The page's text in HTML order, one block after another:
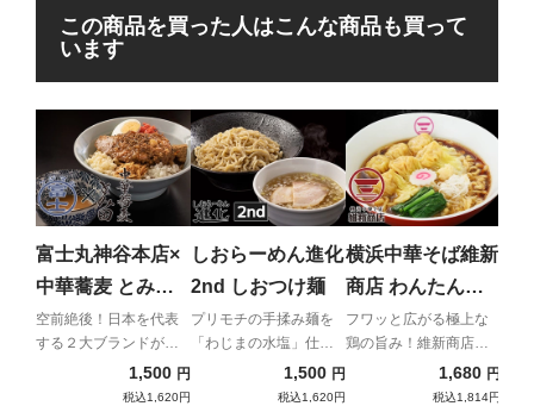
この商品を買った人はこんな商品も買って
います
富士丸神谷本店×
中華蕎麦 とみ田
ブタカスアブラソ
バ (TOKYO-X極悪
空前絶後！日本を代表
する２大ブランドが夢
1,500 円
税込1,620円
しおらーめん進化
2nd しおつけ麺
プリモチの手揉み麺を
「わじまの水塩」仕立
ての昆布水と啜る！
1,500 円
税込1,620円
横浜中華そば維新
商店 わんたんそ
ば
フワッと広がる極上な
鶏の旨み！維新商店が
贈る宅麺だけの贅沢わ
1,680 円
税込1,814円